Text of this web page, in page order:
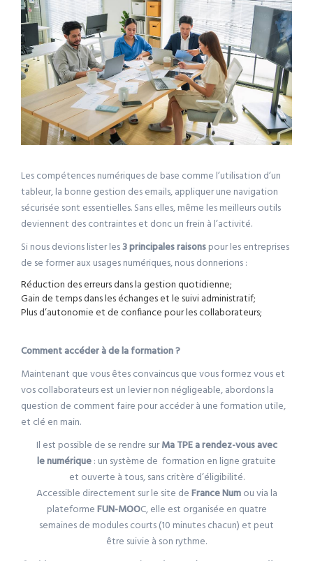
Les compétences numériques de base comme l’utilisation d’un
tableur, la bonne gestion des emails, appliquer une navigation
sécurisée sont essentielles. Sans elles, même les meilleurs outils
deviennent des contraintes et donc un frein à l’activité.
Si nous devions lister les3 principales raisonspour les entreprises
de se former aux usages numériques, nous donnerions :
Réduction des erreurs dans la gestion quotidienne;
Gain de temps dans les échanges et le suivi administratif;
Plus d’autonomie et de confiance pour les collaborateurs;
Comment accéder à de la formation ?
Maintenant que vous êtes convaincus que vous formez vous et
vos collaborateurs est un levier non négligeable, abordons la
question de comment faire pour accéder à une formation utile,
et clé en main.
Il est possible de se rendre surMa TPE a rendez-vous avec
le numérique: un système de formation en ligne gratuite
et ouverte à tous, sans critère d’éligibilité.
Accessible directement sur le site deFrance Numou via la
plateformeFUN-MOOC, elle est organisée en quatre
semaines de modules courts (10 minutes chacun) et peut
être suivie à son rythme.